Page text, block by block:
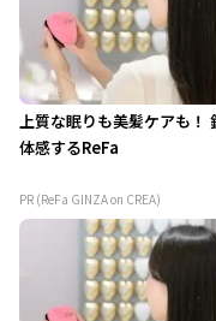
上質な眠りも美髪ケアも！
体感するReFa
PR (ReFa GINZA on CREA)